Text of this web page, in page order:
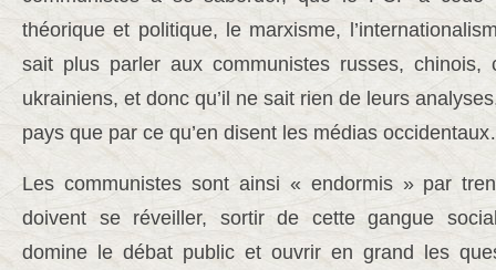
théorique et politique, le marxisme,
sait plus parler aux communistes russes,
ukrainiens, et donc qu’il ne sait rien de leurs
pays que par ce qu’en disent les médias
Les communistes sont ainsi « endormis » par
doivent se réveiller, sortir de cette gangue
domine le débat public et ouvrir en grand les